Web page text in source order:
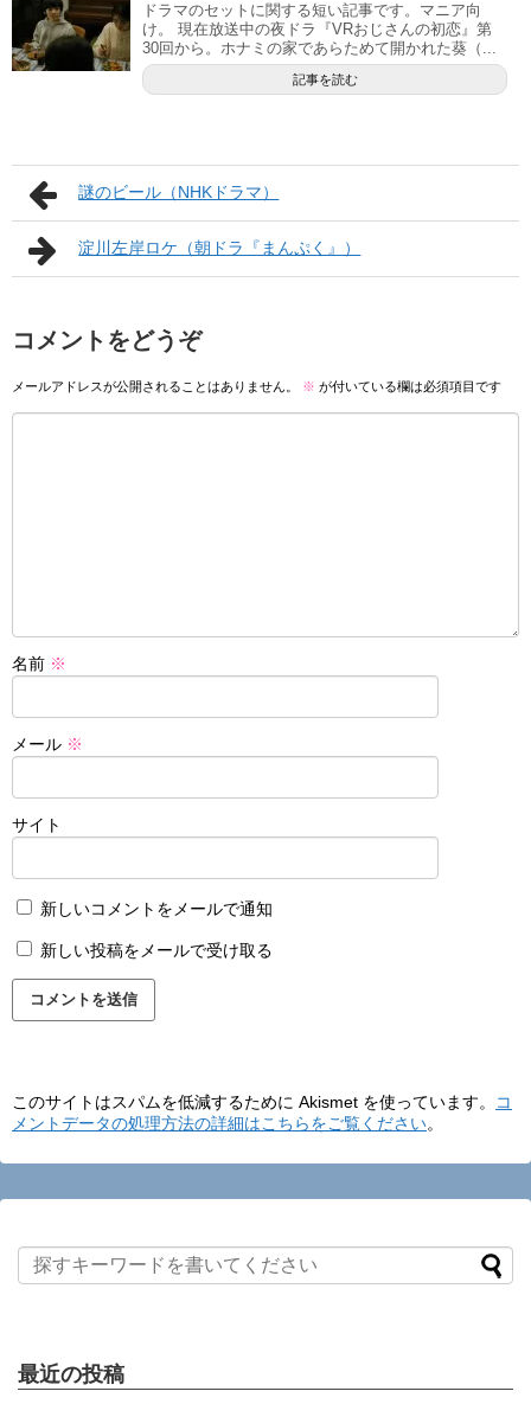
ドラマのセットに関する短い記事です。マニア向
け。 現在放送中の夜ドラ『VRおじさんの初恋』第
30回から。ホナミの家であらためて開かれた葵（...
記事を読む
謎のビール（NHKドラマ）
淀川左岸ロケ（朝ドラ『まんぷく』）
コメントをどうぞ
メールアドレスが公開されることはありません。 ※ が付いている欄は必須項目です
名前 ※
メール ※
サイト
新しいコメントをメールで通知
新しい投稿をメールで受け取る
このサイトはスパムを低減するために Akismet を使っています。
コ
メントデータの処理方法の詳細はこちらをご覧ください。
最近の投稿